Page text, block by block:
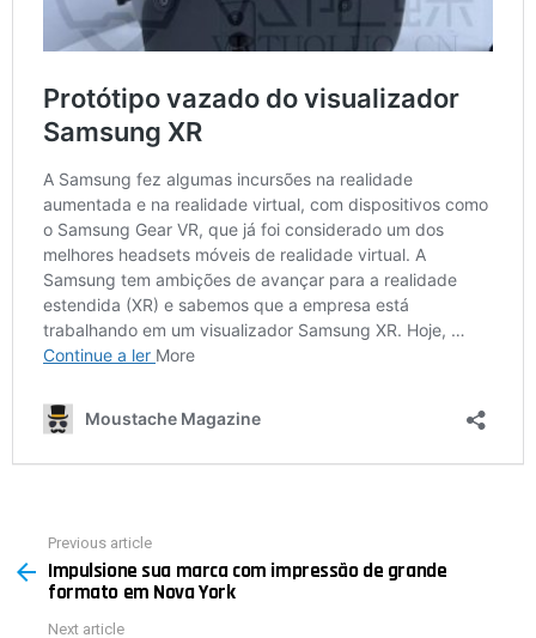
more
Previous article
Impulsione sua marca com impressão de grande
formato em Nova York
Next article